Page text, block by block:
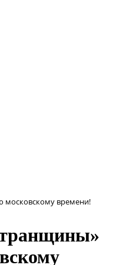
московскому времени!